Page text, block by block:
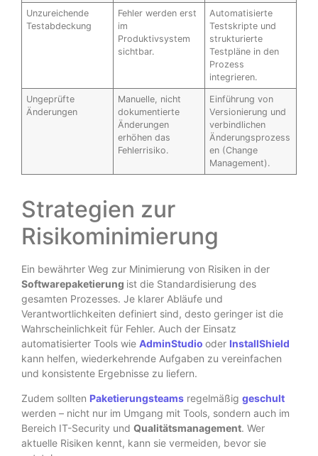
Unzureichende
Testabdeckung
Fehler werden erst
im
Produktivsystem
sichtbar.
Automatisierte
Testskripte und
strukturierte
Testpläne in den
Prozess
integrieren.
Ungeprüfte
Änderungen
Manuelle, nicht
dokumentierte
Änderungen
erhöhen das
Fehlerrisiko.
Einführung von
Versionierung und
verbindlichen
Änderungsprozess
en (Change
Management).
Strategien zur
Risikominimierung
Ein bewährter Weg zur Minimierung von Risiken in der
Softwarepaketierung ist die Standardisierung des
gesamten Prozesses. Je klarer Abläufe und
Verantwortlichkeiten definiert sind, desto geringer ist die
Wahrscheinlichkeit für Fehler. Auch der Einsatz
automatisierter Tools wie AdminStudio oder InstallShield
kann helfen, wiederkehrende Aufgaben zu vereinfachen
und konsistente Ergebnisse zu liefern.
Zudem sollten Paketierungsteams regelmäßig geschult
werden – nicht nur im Umgang mit Tools, sondern auch im
Bereich IT-Security und Qualitätsmanagement. Wer
aktuelle Risiken kennt, kann sie vermeiden, bevor sie